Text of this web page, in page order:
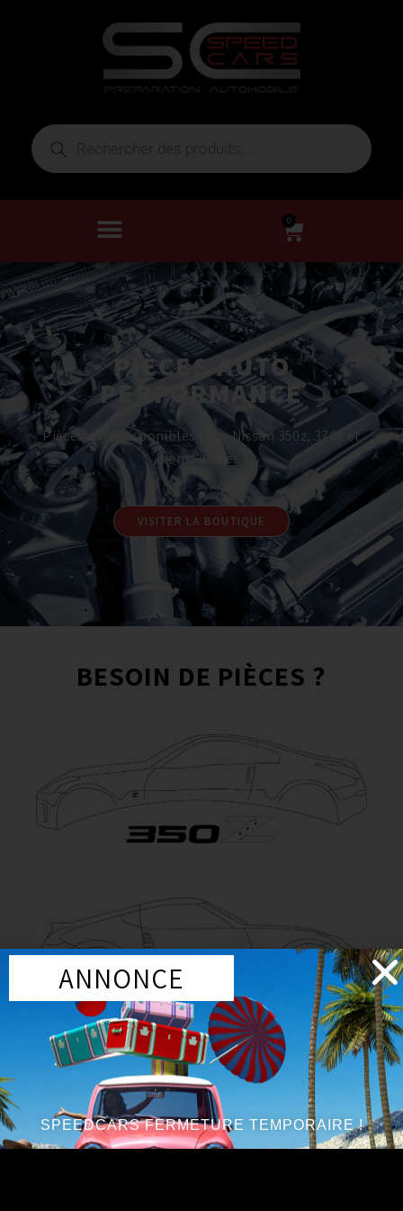
0
PIÈCES AUTO
PERFORMANCE
Pièces auto disponibles pour Nissan 350z, 370z et
bien d’autres !
VISITER LA BOUTIQUE
BESOIN DE PIÈCES ?
AUTRES VOITURES
GAIN DE PERFORMANCE
ANNONCE
SPEEDCARS FERMETURE TEMPORAIRE !